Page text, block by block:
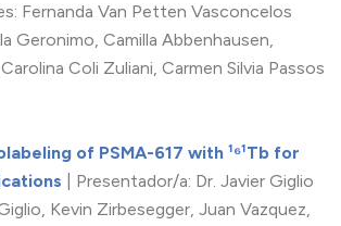
Fernanda Van Petten Vasconcelos
Geronimo, Camilla Abbenhausen,
Coli Zuliani, Carmen Silvia Passos
of PSMA-617 with ¹⁶¹Tb for
| Presentador/a: Dr. Javier Giglio
Kevin Zirbesegger, Juan Vazquez,